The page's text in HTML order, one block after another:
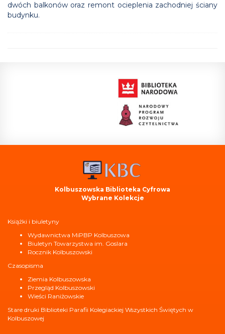
dwóch balkonów oraz remont ocieplenia zachodniej ściany
budynku.
Kolbuszowska Biblioteka Cyfrowa
Wybrane Kolekcje
Książki i biuletyny
Wydawnictwa MiPBP Kolbuszowa
Biuletyn Towarzystwa im. Goslara
Rocznik Kolbuszowski
Czasopisma
Ziemia Kolbuszowska
Przegląd Kolbuszowski
Wieści Raniżowskie
Stare druki Biblioteki Parafii Kolegiackiej Wszystkich Świętych w
Kolbuszowej